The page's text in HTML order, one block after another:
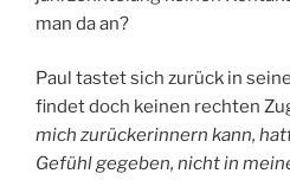
man da an?
Paul tastet sich zurück in
findet doch keinen rechten
mich zurückerinnern kann,
Gefühl gegeben, nicht in